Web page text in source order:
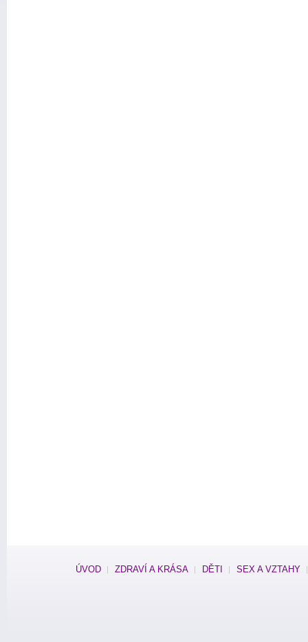
ÚVOD ZDRAVÍ A KRÁSA DĚTI SEX A VZTAHY